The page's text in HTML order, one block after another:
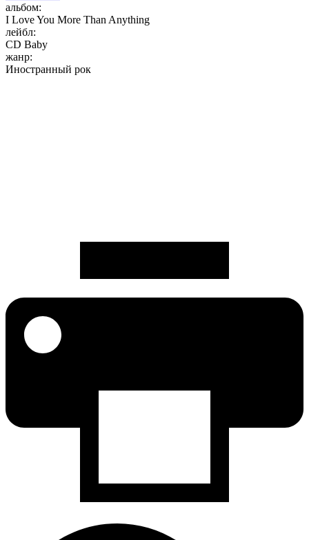
альбом:
I Love You More Than Anything
лейбл:
CD Baby
жанр:
Иностранный рок